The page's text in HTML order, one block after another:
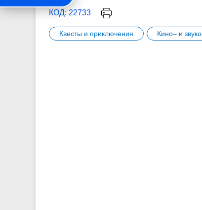
КОД: 22733
Квесты и приключения Кино– и